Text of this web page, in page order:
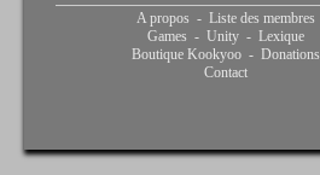
A propos - Liste des membres
Games - Unity - Lexique
Boutique Kookyoo - Donations
Contact